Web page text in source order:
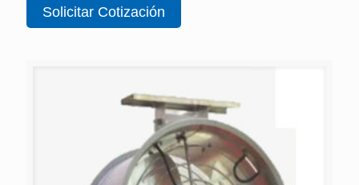
Solicitar Cotización